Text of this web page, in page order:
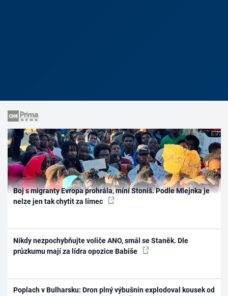
Boj s migranty Evropa prohrála, míní Stoniš. Podle Mlejnka je
nelze jen tak chytit za límec
Nikdy nezpochybňujte voliče ANO, smál se Staněk. Dle
průzkumu mají za lídra opozice Babiše
Poplach v Bulharsku: Dron plný výbušnin explodoval kousek od